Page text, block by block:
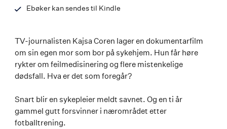
Ebøker kan sendes til Kindle
TV-journalisten Kajsa Coren lager en dokumentarfilm
om sin egen mor som bor på sykehjem. Hun får høre
rykter om feilmedisinering og flere mistenkelige
dødsfall. Hva er det som foregår?
Snart blir en sykepleier meldt savnet. Og en ti år
gammel gutt forsvinner i nærområdet etter
fotballtrening.